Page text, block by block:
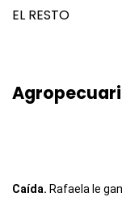
EL RESTO
Caída. Rafaela le